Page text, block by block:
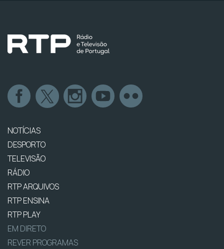
NOTÍCIAS
DESPORTO
TELEVISÃO
RÁDIO
RTP ARQUIVOS
RTP ENSINA
RTP PLAY
EM DIRETO
REVER PROGRAMAS